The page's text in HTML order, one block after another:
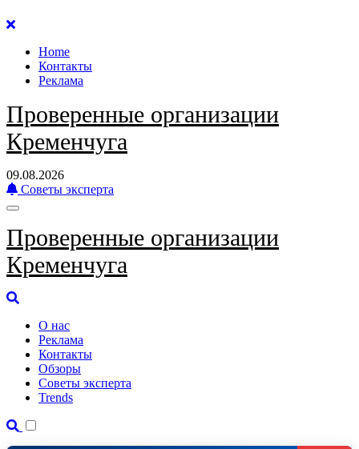
Перейти
содержанию
Home
Контакты
Реклама
Проверенные организации
Кременчуга
09.08.2026
Советы эксперта
Проверенные организации
Кременчуга
О нас
Реклама
Контакты
Обзоры
Советы эксперта
Trends